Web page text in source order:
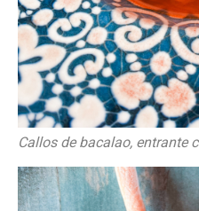
Callos de bacalao, entrante